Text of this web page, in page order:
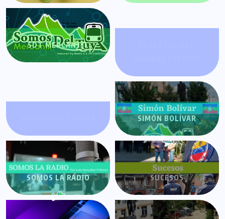
SDT MERCANTIL
SIMÓN BOLÍVAR
SOMOS LA RADIO SUCESOS